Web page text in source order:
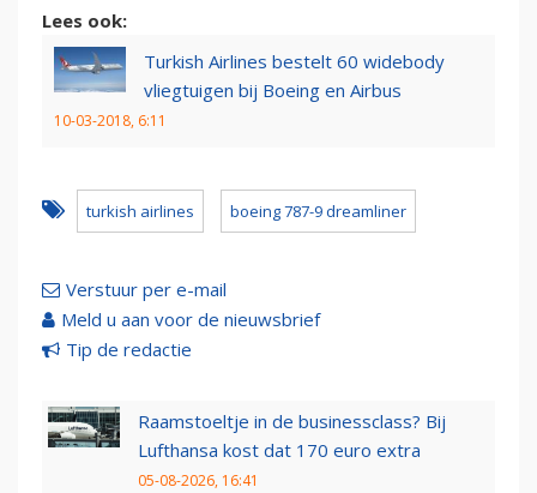
Lees ook:
Turkish Airlines bestelt 60 widebody
vliegtuigen bij Boeing en Airbus
10-03-2018, 6:11
turkish airlines boeing 787-9 dreamliner
Verstuur per e-mail
Meld u aan voor de nieuwsbrief
Tip de redactie
Raamstoeltje in de businessclass? Bij
Lufthansa kost dat 170 euro extra
05-08-2026, 16:41